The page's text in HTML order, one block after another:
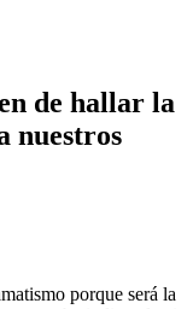
de hallar la
nuestros
porque será la